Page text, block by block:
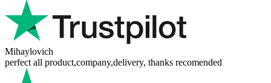
Mihaylovich
perfect all product,company,delivery, thanks recomended